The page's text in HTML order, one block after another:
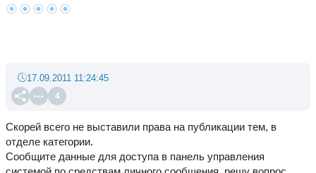
4
17.09.2011 11:24:45
Скорей всего не выставили права на публикации тем, в
отделе категории.
Сообщите данные для доступа в панель управления